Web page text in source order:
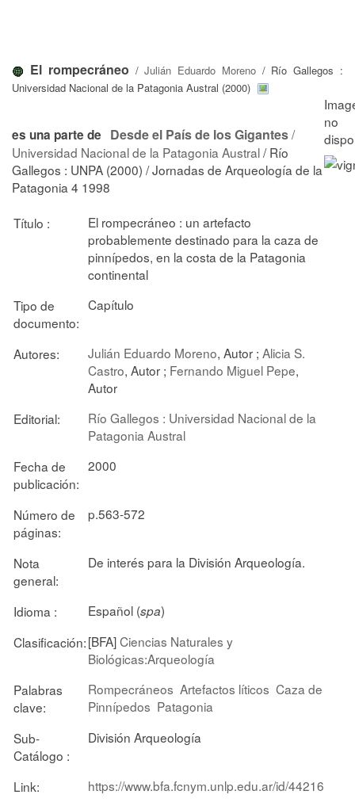
El rompecráneo /Julián Eduardo Moreno/ Río Gallegos :
Universidad Nacional de la Patagonia Austral (2000)
es una parte de Desde el País de los Gigantes/
Universidad Nacional de la Patagonia Austral/ Río
Gallegos : UNPA (2000) / Jornadas de Arqueología de la
Patagonia 4 1998
Título :
El rompecráneo : un artefacto
probablemente destinado para la caza de
pinnípedos, en la costa de la Patagonia
continental
Tipo de
documento:
Capítulo
Autores: Julián Eduardo Moreno, Autor ; Alicia S.
Castro, Autor ; Fernando Miguel Pepe,
Autor
Editorial:
Río Gallegos : Universidad Nacional de la
Patagonia Austral
Fecha de
publicación:
2000
Número de
páginas:
p.563-572
Nota
general:
De interés para la División Arqueología.
Idioma : Español (spa)
Clasificación:[BFA]Ciencias Naturales y
Biológicas:Arqueología
Palabras
clave:
Rompecráneos Artefactos líticos Caza de
Pinnípedos Patagonia
Sub-
Catálogo :
División Arqueología
Link: https://www.bfa.fcnym.unlp.edu.ar/id/44216